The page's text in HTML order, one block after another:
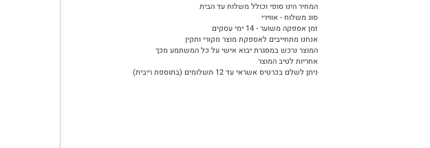
המחיר הינו סופי וכולל משלוח עד הבית
סוג משלוח - אווירי
זמן אספקה משוער - 14 ימי עסקים
אנחנו מתחייבים לאספקת מוצר מקורי ותקין
המוצר נרכש במסגרת יבוא אישי על כל המשתמע מכך
אחריות לטיב המוצר
ניתן לשלם בכרטיס אשראי עד 12 תשלומים (בתוספת ריבית)